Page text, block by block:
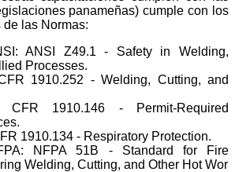
panameñas) cumple con los
las Normas:
ANSI Z49.1 - Safety in Welding,
Processes.
1910.252 - Welding, Cutting, and
CFR 1910.146 - Permit-Required
1910.134 - Respiratory Protection.
NFPA 51B - Standard for Fire
Welding, Cutting, and Other Hot Wor